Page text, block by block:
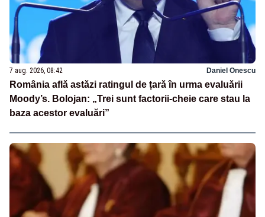
7 aug. 2026, 08:42 Daniel Onescu
România află astăzi ratingul de țară în urma evaluării
Moody’s. Bolojan: „Trei sunt factorii-cheie care stau la
baza acestor evaluări”